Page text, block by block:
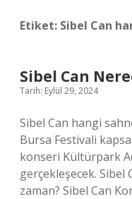
Etiket: Sibel Can
Sibel Can
Tarih: Eylül 29, 2024
Sibel Can hangi
Bursa Festivali
konseri Kültürpark
gerçekleşecek. Sibel
zaman? Sibel Can